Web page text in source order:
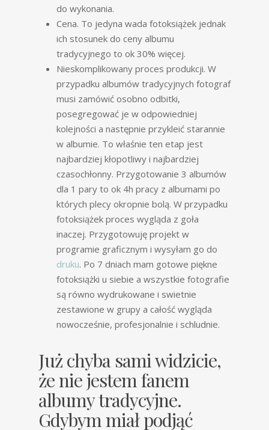
do wykonania.
Cena. To jedyna wada fotoksiążek jednak
ich stosunek do ceny albumu
tradycyjnego to ok 30% więcej.
Nieskomplikowany proces produkcji. W
przypadku albumów tradycyjnych fotograf
musi zamówić osobno odbitki,
posegregować je w odpowiedniej
kolejności a następnie przykleić starannie
w albumie. To właśnie ten etap jest
najbardziej kłopotliwy i najbardziej
czasochłonny. Przygotowanie 3 albumów
dla 1 pary to ok 4h pracy z albumami po
których plecy okropnie bolą. W przypadku
fotoksiążek proces wygląda z goła
inaczej. Przygotowuję projekt w
programie graficznym i wysyłam go do
druku. Po 7 dniach mam gotowe piękne
fotoksiążki u siebie a wszystkie fotografie
są równo wydrukowane i swietnie
zestawione w grupy a całość wygląda
nowocześnie, profesjonalnie i schludnie.
Już chyba sami widzicie,
że nie jestem fanem
albumy tradycyjne.
Gdybym miał podjąć